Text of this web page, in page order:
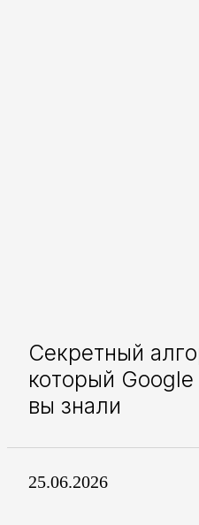
Секретный
который
вы знали
25.06.2026